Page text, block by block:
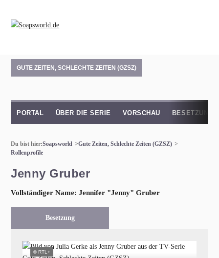
GUTE ZEITEN, SCHLECHTE ZEITEN (GZSZ)
PORTAL ÜBER DIE SERIE VORSCHAU BESETZUNG
Du bist hier:Soapsworld
Gute Zeiten, Schlechte Zeiten (GZSZ)
Rollenprofile
Jenny Gruber
Vollständiger Name: Jennifer "Jenny" Gruber
Besetzung
© RTL+